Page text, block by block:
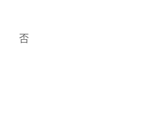
否